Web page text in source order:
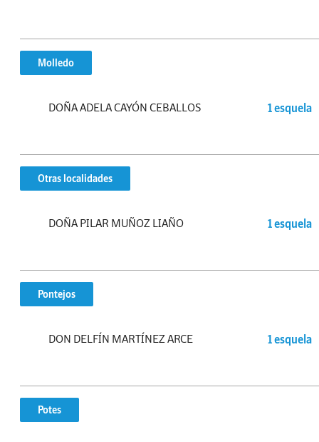
Molledo
DOÑA ADELA CAYÓN CEBALLOS 1 esquela
Otras localidades
DOÑA PILAR MUÑOZ LIAÑO 1 esquela
Pontejos
DON DELFÍN MARTÍNEZ ARCE 1 esquela
Potes